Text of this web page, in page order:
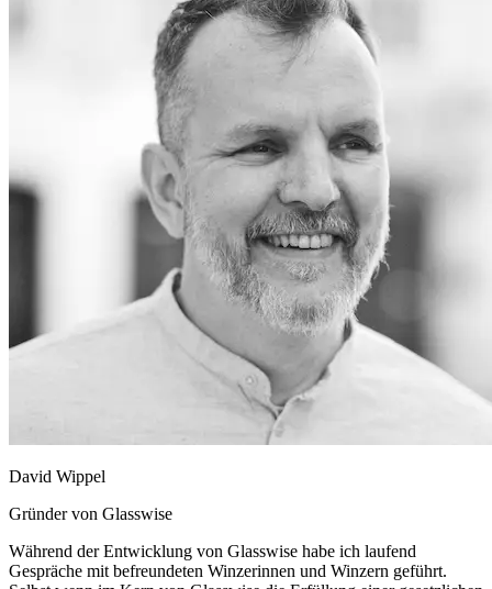
David Wippel
Gründer von Glasswise
Während der Entwicklung von Glasswise habe ich laufend
Gespräche mit befreundeten Winzerinnen und Winzern geführt.